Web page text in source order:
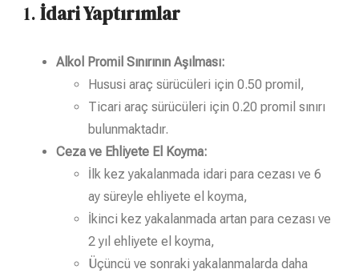
1.İdari Yaptırımlar
Alkol Promil Sınırının Aşılması:
Hususi araç sürücüleri için 0.50 promil,
Ticari araç sürücüleri için 0.20 promil sınırı
bulunmaktadır.
Ceza ve Ehliyete El Koyma:
İlk kez yakalanmada idari para cezası ve 6
ay süreyle ehliyete el koyma,
İkinci kez yakalanmada artan para cezası ve
2 yıl ehliyete el koyma,
Üçüncü ve sonraki yakalanmalarda daha